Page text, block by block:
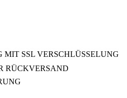
MIT SSL VERSCHLÜSSELUNG
RÜCKVERSAND